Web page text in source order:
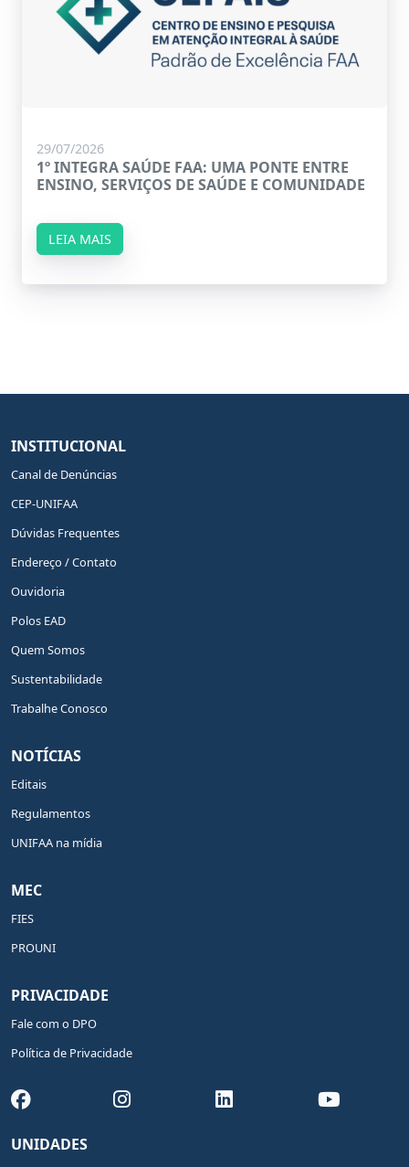
29/07/2026
1º INTEGRA SAÚDE FAA: UMA PONTE ENTRE
ENSINO, SERVIÇOS DE SAÚDE E COMUNIDADE
LEIA MAIS
INSTITUCIONAL
Canal de Denúncias
CEP-UNIFAA
Dúvidas Frequentes
Endereço / Contato
Ouvidoria
Polos EAD
Quem Somos
Sustentabilidade
Trabalhe Conosco
NOTÍCIAS
Editais
Regulamentos
UNIFAA na mídia
MEC
FIES
PROUNI
PRIVACIDADE
Fale com o DPO
Política de Privacidade
UNIDADES